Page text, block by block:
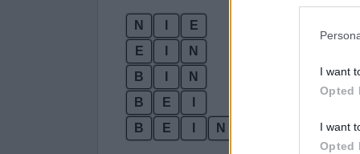
I want
Opted
I want
Opted
N
E
E
N
B
N
B
E
B
E N